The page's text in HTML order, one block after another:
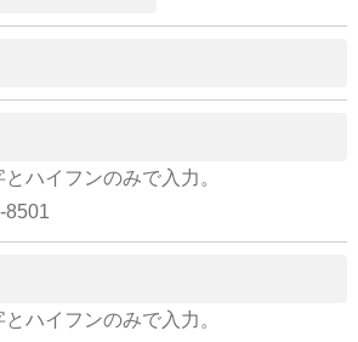
ハイフンのみで入力。
8501
ハイフンのみで入力。